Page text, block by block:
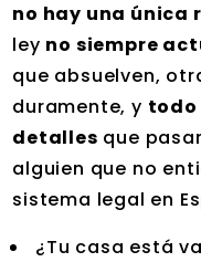
no hay una única
ley no siempre
que absuelven,
duramente, y todo
detalles que
alguien que no
sistema legal en
¿Tu casa está